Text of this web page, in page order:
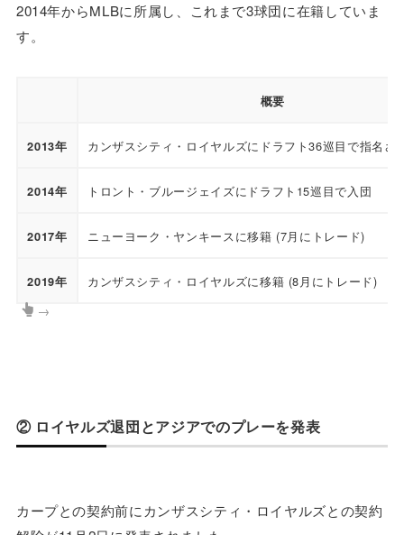
2014年からMLBに所属し、これまで3球団に在籍していま
す。
概要
2013年 カンザスシティ・ロイヤルズにドラフト36巡目で指名さ
2014年 トロント・ブルージェイズにドラフト15巡目で入団
2017年 ニューヨーク・ヤンキースに移籍 (7月にトレード)
2019年 カンザスシティ・ロイヤルズに移籍 (8月にトレード)
→
② ロイヤルズ退団とアジアでのプレーを発表
カープとの契約前にカンザスシティ・ロイヤルズとの契約